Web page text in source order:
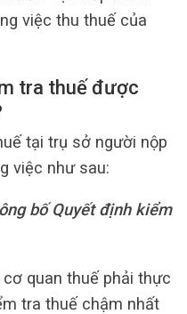
việc thu thuế của
tra thuế được
tại trụ sở người nộp
việc như sau:
bố Quyết định kiểm
quan thuế phải thực
tra thuế chậm nhất